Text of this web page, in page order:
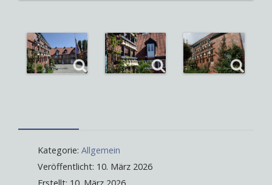
Kategorie: Allgemein
Veröffentlicht: 10. März 2026